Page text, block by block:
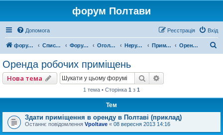
форум Полтави
Допомога Вхід
Реєстрація
форум Полтави Список форумів Форум міста Полтава Оголошення міста Полтава Нерухомість Приміщення для роботи Оренда робочих приміщень
Оренда робочих приміщень
Нова тема Пошук
1 тема • Сторінка 1 з 1
Тем
Здати приміщення в оренду в Полтаві (приклад)
Останнє повідомлення Vpoltave « 08 вересня 2013 14:16